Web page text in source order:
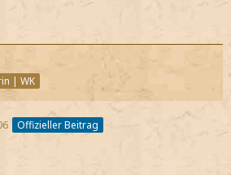
| WK
Offizieller Beitrag